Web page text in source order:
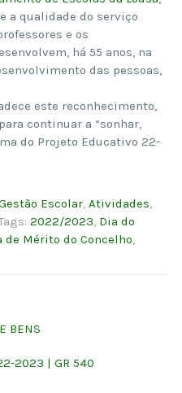
a qualidade do serviço
e os
há 55 anos, na
das pessoas,
este reconhecimento,
continuar a “sonhar,
do Projeto Educativo 22-
Escolar Atividades
2022/2023 Dia do
de Mérito do Concelho
BENS
2023 | GR 540